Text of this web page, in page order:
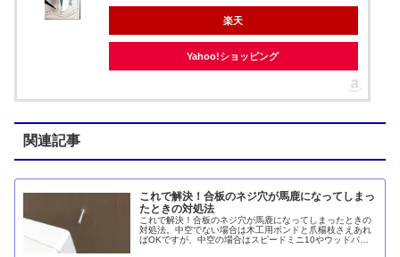
楽天
Yahoo!ショッピング
関連記事
これで解決！合板のネジ穴が馬鹿になってしまっ
たときの対処法
これで解決！合板のネジ穴が馬鹿になってしまったときの
対処法。中空でない場合は木工用ボンドと爪楊枝さえあれ
ばOKですが、中空の場合はスピードミニ10やウッドパテ